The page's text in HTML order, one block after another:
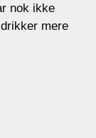
nok ikke
mere